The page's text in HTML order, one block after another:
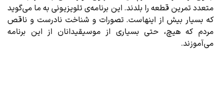
متعدد تمرین قطعه را بلدند. این برنامه‌ی تلویزیونی به ما می‌گوید
که بسیار بیش از اینهاست. تصورات و شناخت نادرست و ناقص
مردم که هیچ، حتی بسیاری از موسیقیدانان از این برنامه
می‌آموزند.